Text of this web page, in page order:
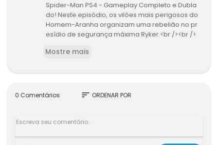
Spider-Man PS4 - Gameplay Completo e Dubla
do! Neste episódio, os vilões mais perigosos do
Homem-Aranha organizam uma rebelião no pr
esídio de segurança máxima Ryker.<br /><br />
TheEnemyBR<br /><br />Siga o The Enemy nas r
heEnemyBR<br />- Facebook: http://facebook.c
heEnemyBR<br />- Instagram: http://instagram.
a<br /><br />#SpiderManPS4 #SpiderMan #Ho
Mostre mais
0 Comentários sort ORDENAR POR